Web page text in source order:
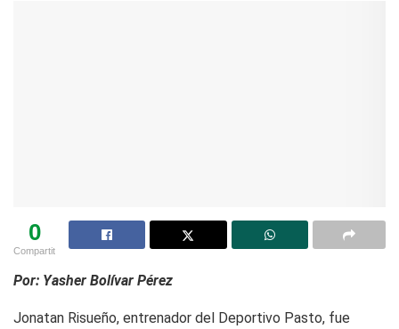
0
Compartit
Por: Yasher Bolívar Pérez
Jonatan Risueño, entrenador del Deportivo Pasto, fue